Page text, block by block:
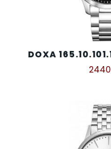
DOXA